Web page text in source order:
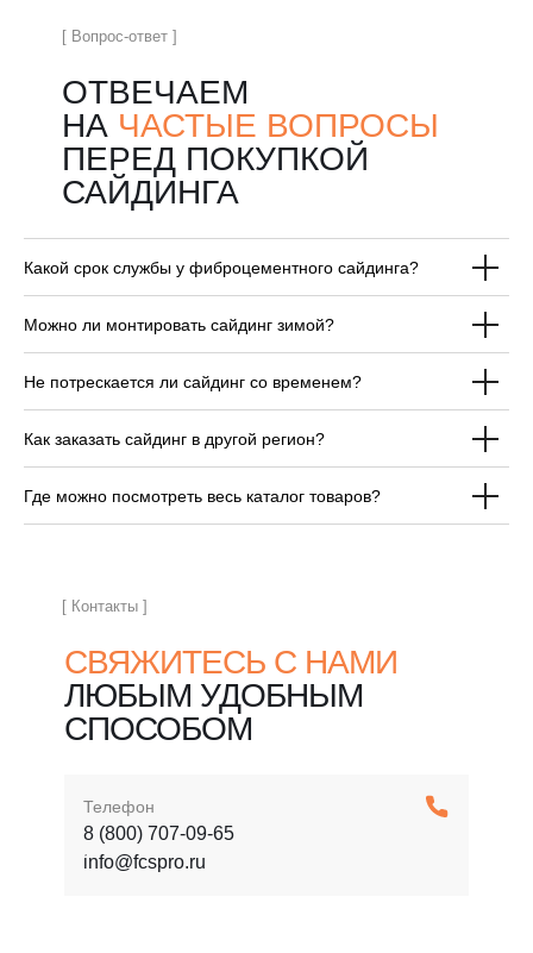
ОТВЕЧАЕМ НА
ЧАСТЫЕ ВОПРОСЫ
ПЕРЕД ПОКУПКОЙ
САЙДИНГА
ОТВЕЧАЕМ
НА ЧАСТЫЕ ВОПРОСЫ
ПЕРЕД ПОКУПКОЙ
САЙДИНГА
[ Вопрос-ответ ]
Какой срок службы у фиброцементного сайдинга?
Можно ли монтировать сайдинг зимой?
Не потрескается ли сайдинг со временем?
Как заказать сайдинг в другой регион?
Где можно посмотреть весь каталог товаров?
Телефон
8 (800) 707-09-65
info@fcspro.ru
СВЯЖИТЕСЬ С НАМИ
ЛЮБЫМ УДОБНЫМ
СПОСОБОМ
[ Контакты ]